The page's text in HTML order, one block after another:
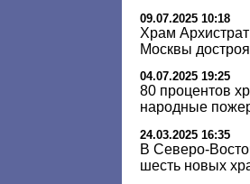
09.07.2025 10:18
Храм
Москвы
04.07.2025 19:25
80 процентов
народные
24.03.2025 16:35
В Северо-
шесть новых